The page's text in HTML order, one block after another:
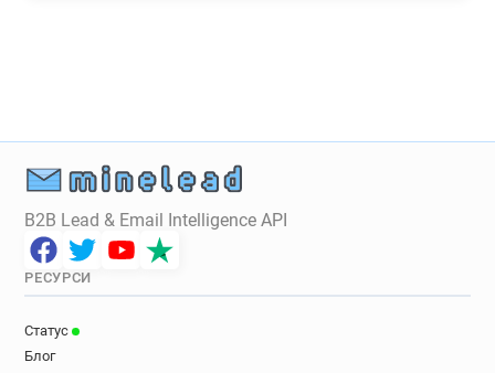
B2B Lead & Email Intelligence API
РЕСУРСИ
Статус
Блог